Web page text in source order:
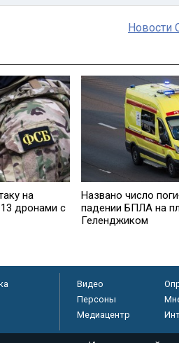
Новости
на
дронами с
Названо число
падении БПЛА на
Геленджиком
Видео
Персоны
Медиацентр